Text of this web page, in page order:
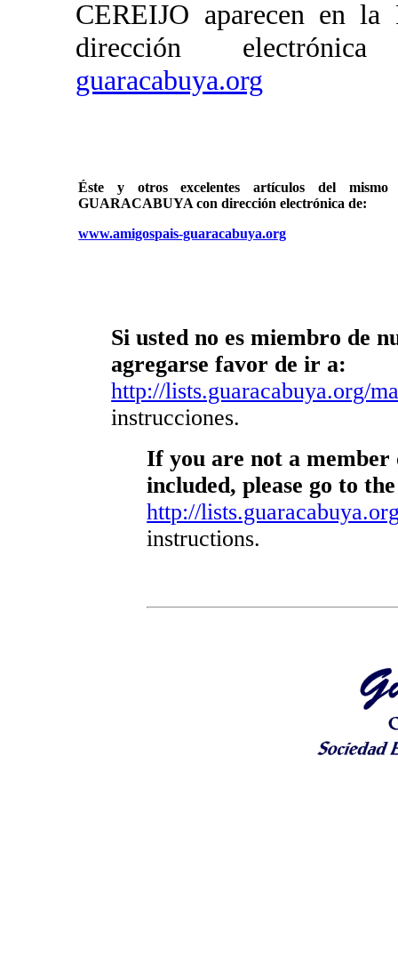
CEREIJO aparecen en
dirección
guaracabuya.org
Éste y otros excelentes artículos del
GUARACABUYA con dirección electrónica de:
www.amigospais-guaracabuya.org
Si usted no es miembro de
agregarse favor de ir a:
http://lists.guaracabuya.org/
instrucciones.
If you are not a
included, please go to
http://
instructions.